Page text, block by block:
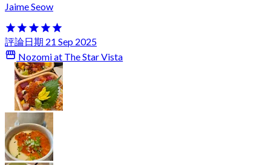
Jaime Seow
評論日期 21 Sep 2025
Nozomi at The Star Vista